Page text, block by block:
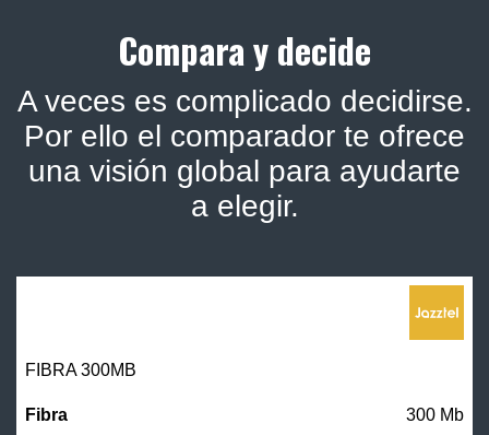
Compara y decide
A veces es complicado decidirse.
Por ello el comparador te ofrece
una visión global para ayudarte
a elegir.
FIBRA 300MB
300 Mb